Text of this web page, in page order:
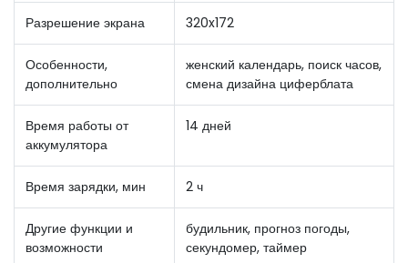
Разрешение экрана 320x172
Особенности,
дополнительно
женский календарь, поиск часов,
смена дизайна циферблата
Время работы от
аккумулятора
14 дней
Время зарядки, мин 2 ч
Другие функции и
возможности
будильник, прогноз погоды,
секундомер, таймер